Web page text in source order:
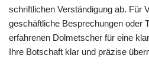
schriftlichen Verständigung ab. Für
geschäftliche Besprechungen oder
erfahrenen Dolmetscher für eine
Ihre Botschaft klar und präzise